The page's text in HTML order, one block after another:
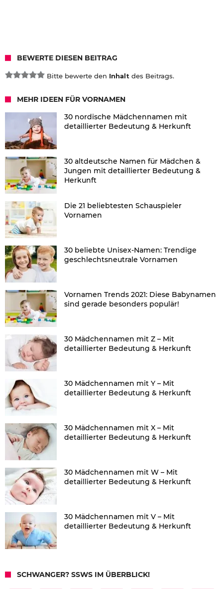
BEWERTE DIESEN BEITRAG
Bitte bewerte den Inhalt des Beitrags.
MEHR IDEEN FÜR VORNAMEN
30 nordische Mädchennamen mit
detaillierter Bedeutung & Herkunft
30 altdeutsche Namen für Mädchen &
Jungen mit detaillierter Bedeutung &
Herkunft
Die 21 beliebtesten Schauspieler
Vornamen
30 beliebte Unisex-Namen: Trendige
geschlechtsneutrale Vornamen
Vornamen Trends 2021: Diese Babynamen
sind gerade besonders populär!
30 Mädchennamen mit Z – Mit
detaillierter Bedeutung & Herkunft
30 Mädchennamen mit Y – Mit
detaillierter Bedeutung & Herkunft
30 Mädchennamen mit X – Mit
detaillierter Bedeutung & Herkunft
30 Mädchennamen mit W – Mit
detaillierter Bedeutung & Herkunft
30 Mädchennamen mit V – Mit
detaillierter Bedeutung & Herkunft
SCHWANGER? SSWS IM ÜBERBLICK!